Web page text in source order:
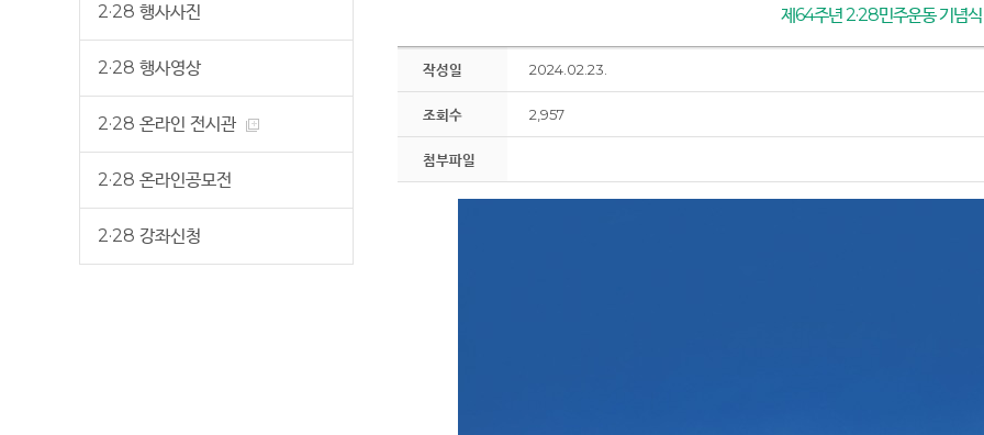
2·28 행사사진
2·28 행사영상
2·28 온라인 전시관
2·28 온라인공모전
2·28 강좌신청
제64주년 2·28민주운동 기념
작성일 2024.02.23.
조회수 2,957
첨부파일